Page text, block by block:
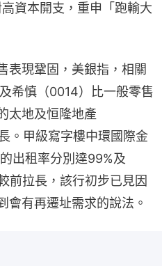
資本開支，重申「跑輸大
表現鞏固，美銀指，相關
希慎（0014）比一般零售
太地及恒隆地產
。甲級寫字樓中環國際金
出租率分別達99%及
前拉長，該行初步已見因
會有再遷址需求的說法。